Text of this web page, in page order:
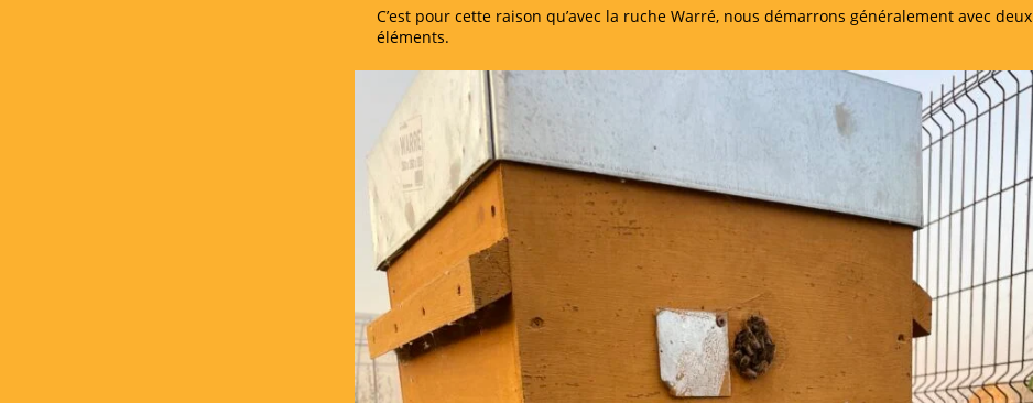
C’est pour cette raison qu’avec la ruche Warré, nous démarrons généralement avec deux
éléments.